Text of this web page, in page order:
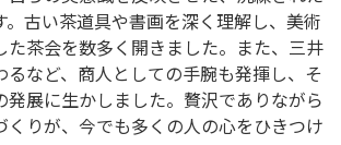
。古い茶道具や書画を深く理解し、美術
た茶会を数多く開きました。また、三井
るなど、商人としての手腕も発揮し、そ
発展に生かしました。贅沢でありながら
くりが、今でも多くの人の心をひきつけ